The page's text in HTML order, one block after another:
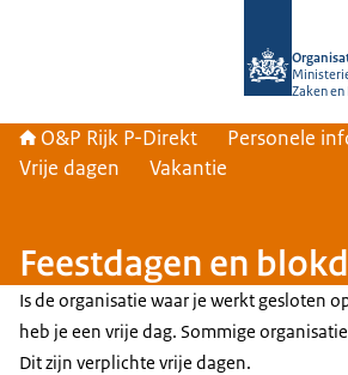
Zaken
O&P Rijk P-Direkt
Personele
Vrije dagen
Vakantie
Feestdagen en
Is de organisatie waar je werkt gesloten
heb je een vrije dag. Sommige
Dit zijn verplichte vrije dagen.